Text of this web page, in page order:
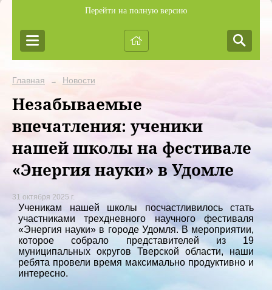
Перейти на полную версию
Главная → Новости
Незабываемые
впечатления: ученики
нашей школы на фестивале
«Энергия науки» в Удомле
31 октября 2025 г.
Ученикам нашей школы посчастливилось стать
участниками трехдневного научного фестиваля
«Энергия науки» в городе Удомля. В мероприятии,
которое собрало представителей из 19
муниципальных округов Тверской области, наши
ребята провели время максимально продуктивно и
интересно.